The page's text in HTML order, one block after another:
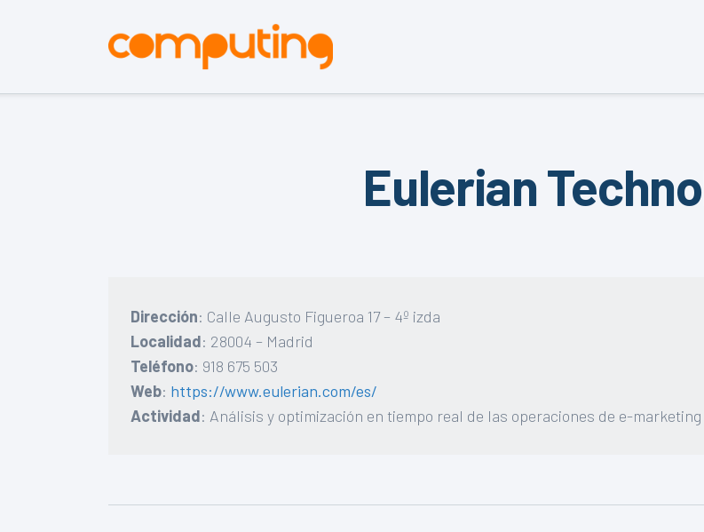
Eulerian
Dirección: Calle Augusto Figueroa 17 – 4º izda
Localidad: 28004 – Madrid
Teléfono: 918 675 503
Web: https://www.eulerian.com/es/
Actividad: Análisis y optimización en tiempo real de las operaciones de e-marketing